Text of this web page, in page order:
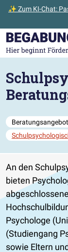
✨ Zum KI-Chat:
Zum
Zur Startseite
Beratungsangebot
An den
bieten
Psychologe
(Studiengang
sowie Eltern